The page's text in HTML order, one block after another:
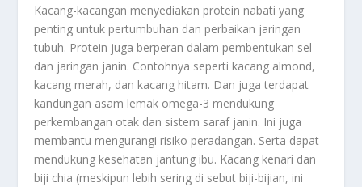
Kacang-kacangan menyediakan protein nabati yang
penting untuk pertumbuhan dan perbaikan jaringan
tubuh. Protein juga berperan dalam pembentukan sel
dan jaringan janin. Contohnya seperti kacang almond,
kacang merah, dan kacang hitam. Dan juga terdapat
kandungan asam lemak omega-3 mendukung
perkembangan otak dan sistem saraf janin. Ini juga
membantu mengurangi risiko peradangan. Serta dapat
mendukung kesehatan jantung ibu. Kacang kenari dan
biji chia (meskipun lebih sering di sebut biji-bijian, ini